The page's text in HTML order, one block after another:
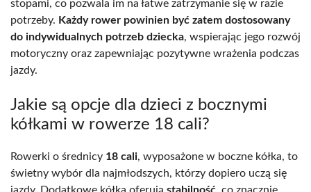
stopami, co pozwala im na łatwe zatrzymanie się w razie
potrzeby. Każdy rower powinien być zatem dostosowany
do indywidualnych potrzeb dziecka, wspierając jego rozwój
motoryczny oraz zapewniając pozytywne wrażenia podczas
jazdy.
Jakie są opcje dla dzieci z bocznymi
kółkami w rowerze 18 cali?
Rowerki o średnicy 18 cali, wyposażone w boczne kółka, to
świetny wybór dla najmłodszych, którzy dopiero uczą się